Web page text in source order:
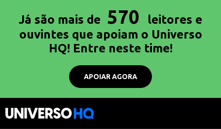
Já são mais de 570
leitores e
ouvintes que apoiam o Universo
HQ! Entre neste time!
APOIAR AGORA